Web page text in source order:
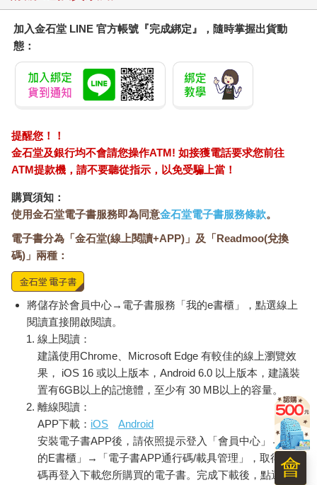
加入金石堂 LINE 官方帳號『完成綁定』，隨時掌握出貨動
態：
提醒您！！
金石堂及銀行均不會請您操作ATM! 如接獲電話要求您前往
ATM提款機，請不要聽從指示，以免受騙上當！
購買須知：
使用金石堂電子書服務即為同意金石堂電子書服務條款。
電子書分為「金石堂(線上閱讀+APP)」及「Readmoo(兌換
碼)」兩種：
將儲存於會員中心→電子書服務「我的e書櫃」，點選線上
閱讀直接開啟閱讀。
線上閱讀：
建議使用Chrome、Microsoft Edge 有較佳的線上瀏覽效
果， iOS 16 或以上版本，Android 6.0 以上版本，建議裝
置有6GB以上的記憶體，至少有 30 MB以上的容量。
離線閱讀：
APP下載： iOS
Android
安裝電子書APP後，請依照提示登入「會員中心」→「我
的E書櫃」→「電子書APP通行碼/載具管理」，取得通行
碼再登入下載您所購買的電子書。完成下載後，點選任一
會